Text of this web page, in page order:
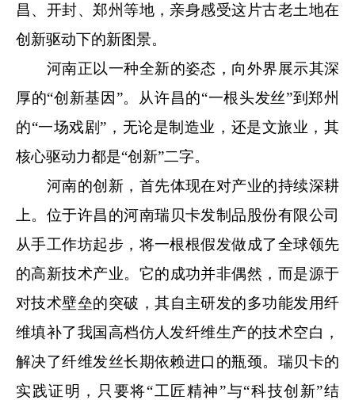
昌、开封、郑州等地，亲身感受这片古老土地在
创新驱动下的新图景。
河南正以一种全新的姿态，向外界展示其深
厚的“创新基因”。从许昌的“一根头发丝”到郑州
的“一场戏剧” ，无论是制造业，还是文旅业 ，其
核心驱动力都是“创新”二字。
河南的创新，首先体现在对产业的持续深耕
上。 位于许昌的河南瑞贝卡发制品股份有限公司
从手工作坊起步，将一根根假发做成了全球领先
的高新技术产业。 它的成功并非偶然，而是源于
对技术壁垒的突破 ，其自主研发的多功能发用纤
维填补了我国高档仿人发纤维生产的技术空白，
解决了纤维发丝长期依赖进口的瓶颈。 瑞贝卡的
实践证明，
只要将“工匠精神”与“科技创新”结